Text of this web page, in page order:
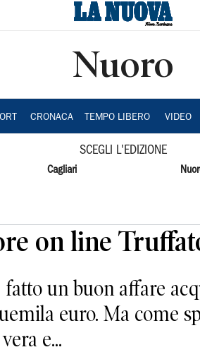
Nuoro
CRONACA TEMPO LIBERO VIDEO
SCEGLI L'EDIZIONE
Cagliari
on line
fatto un buon affare
euro. Ma come
e...